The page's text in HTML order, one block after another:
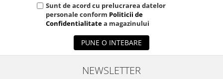
Sunt de acord cu prelucrarea datelor
personale conform Politicii de
Confidentialitatea magazinului
PUNE O INTEBARE
NEWSLETTER